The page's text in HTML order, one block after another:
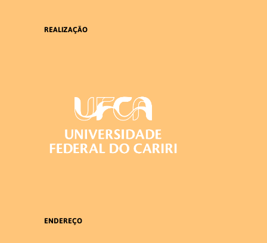
Disciplinas 2026.2
Trabalho de Conclusão de Curso
REALIZAÇÃO
ENDEREÇO